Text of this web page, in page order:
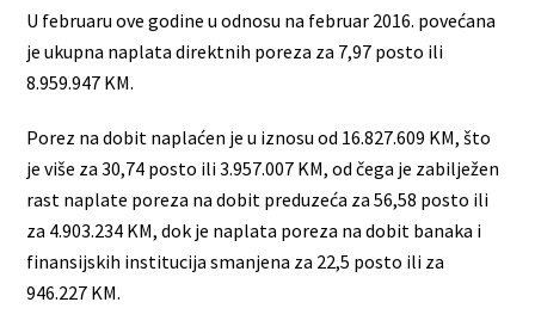
U februaru ove godine u odnosu na februar 2016. povećana
je ukupna naplata direktnih poreza za 7,97 posto ili
8.959.947 KM.
Porez na dobit naplaćen je u iznosu od 16.827.609 KM, što
je više za 30,74 posto ili 3.957.007 KM, od čega je zabilježen
rast naplate poreza na dobit preduzeća za 56,58 posto ili
za 4.903.234 KM, dok je naplata poreza na dobit banaka i
finansijskih institucija smanjena za 22,5 posto ili za
946.227 KM.